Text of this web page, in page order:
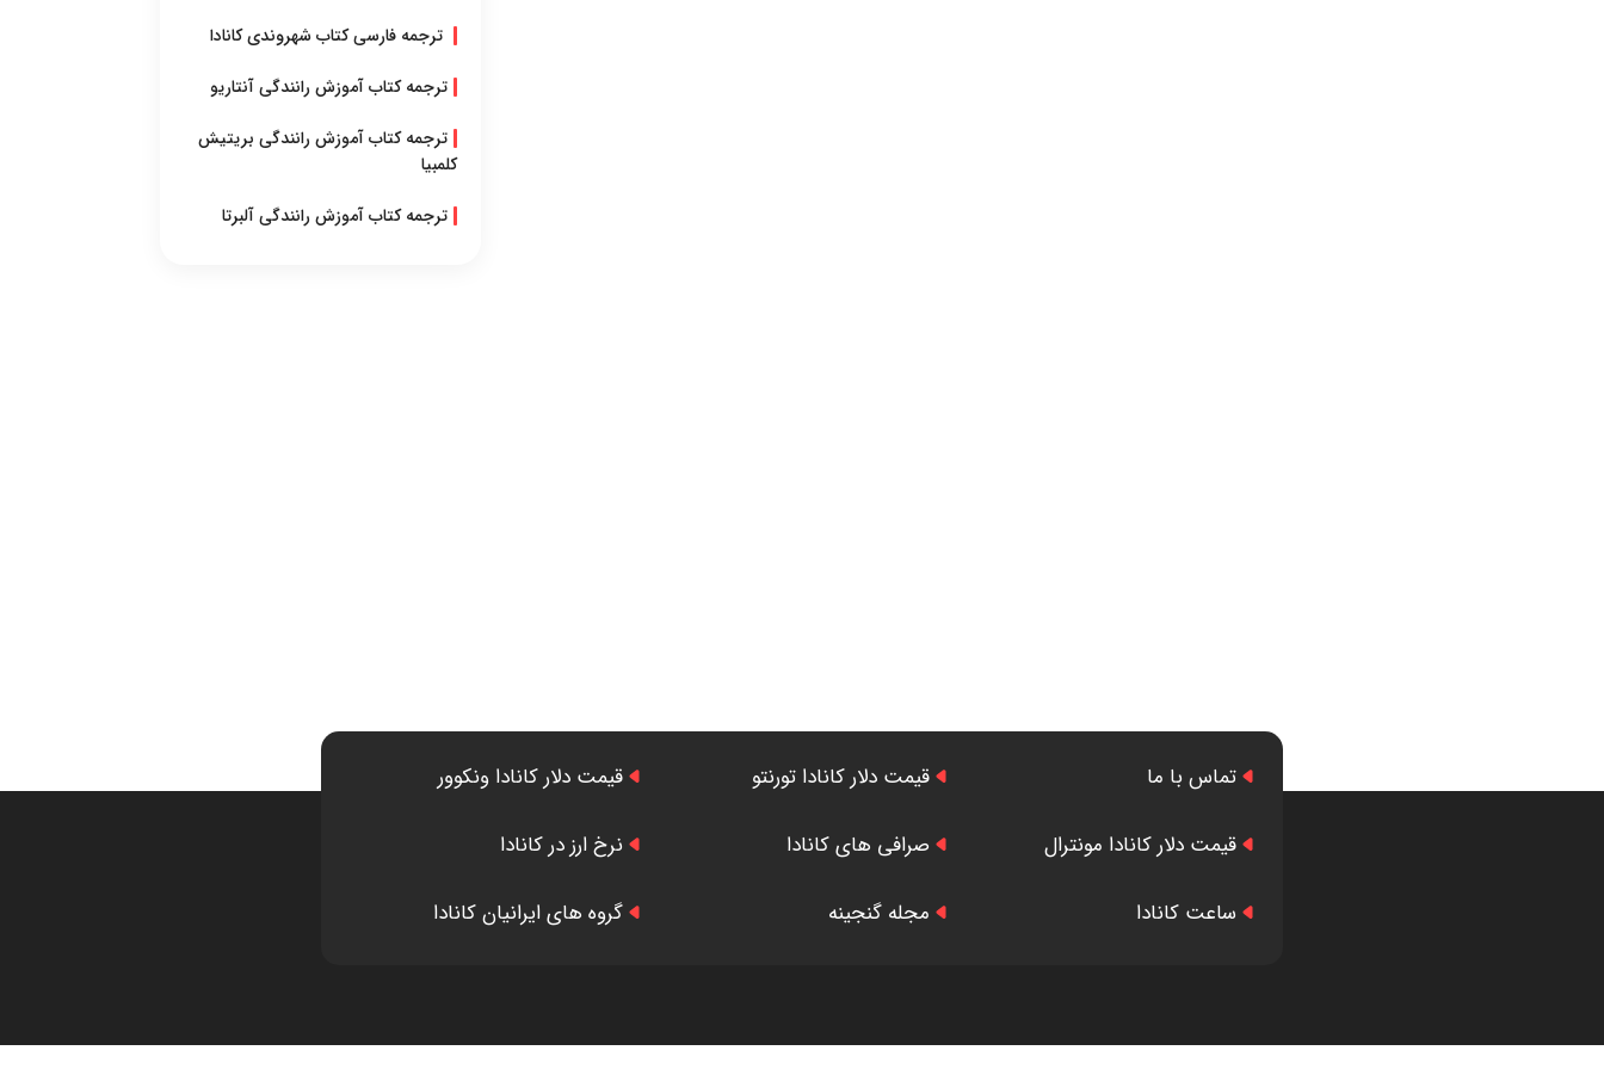
ترجمه فارسی کتاب شهروندی کانادا
ترجمه کتاب آموزش رانندگی آنتاریو
ترجمه کتاب آموزش رانندگی بریتیش
کلمبیا
ترجمه کتاب آموزش رانندگی آلبرتا
تماس با ما قیمت دلار کانادا تورنتو قیمت دلار کانادا ونکوور
قیمت دلار کانادا مونترال صرافی های کانادا نرخ ارز در کانادا
ساعت کانادا مجله گنجینه گروه های ایرانیان کانادا